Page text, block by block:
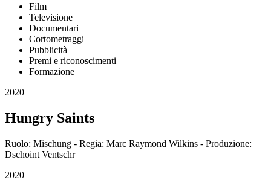
Film
Televisione
Documentari
Cortometraggi
Pubblicità
Premi e riconoscimenti
Formazione
2020
Hungry Saints
Ruolo: Mischung - Regia: Marc Raymond Wilkins - Produzione:
Dschoint Ventschr
2020